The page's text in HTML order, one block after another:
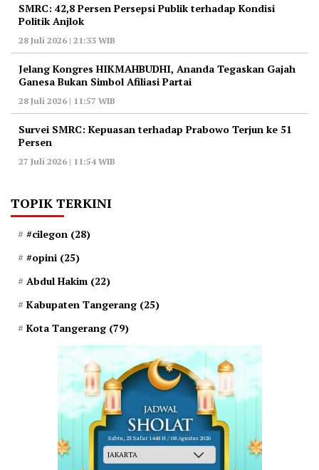
‎SMRC: 42,8 Persen Persepsi Publik terhadap Kondisi
Politik Anjlok
28 Juli 2026 | 21:33 WIB
‎Jelang Kongres HIKMAHBUDHI, Ananda Tegaskan Gajah
Ganesa Bukan Simbol Afiliasi Partai
28 Juli 2026 | 11:57 WIB
‎Survei SMRC: Kepuasan terhadap Prabowo Terjun ke 51
Persen
27 Juli 2026 | 11:54 WIB
TOPIK TERKINI
#cilegon (28)
#opini (25)
Abdul Hakim (22)
Kabupaten Tangerang (25)
Kota Tangerang (79)
Sabtu, 23 Safar 1448 H / 08 Agustus 2026